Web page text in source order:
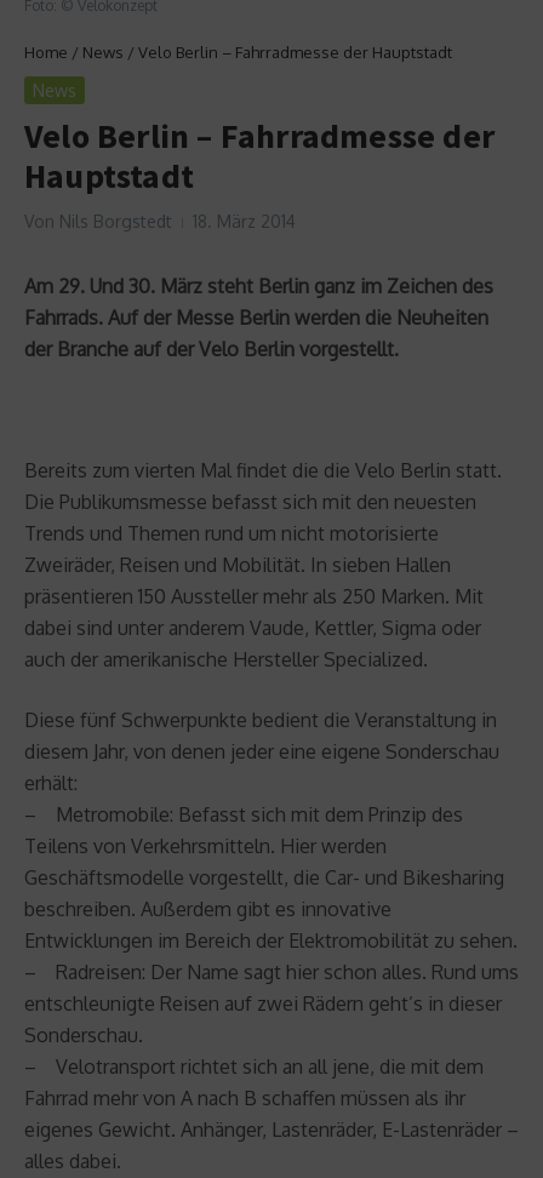
Foto: © Velokonzept
Home / News / Velo Berlin – Fahrradmesse der Hauptstadt
News
Velo Berlin – Fahrradmesse der
Hauptstadt
Von Nils Borgstedt 18. März 2014
Am 29. Und 30. März steht Berlin ganz im Zeichen des
Fahrrads. Auf der Messe Berlin werden die Neuheiten
der Branche auf der Velo Berlin vorgestellt.
Bereits zum vierten Mal findet die die Velo Berlin statt.
Die Publikumsmesse befasst sich mit den neuesten
Trends und Themen rund um nicht motorisierte
Zweiräder, Reisen und Mobilität. In sieben Hallen
präsentieren 150 Aussteller mehr als 250 Marken. Mit
dabei sind unter anderem Vaude, Kettler, Sigma oder
auch der amerikanische Hersteller Specialized.
Diese fünf Schwerpunkte bedient die Veranstaltung in
diesem Jahr, von denen jeder eine eigene Sonderschau
erhält:
– Metromobile: Befasst sich mit dem Prinzip des
Teilens von Verkehrsmitteln. Hier werden
Geschäftsmodelle vorgestellt, die Car- und Bikesharing
beschreiben. Außerdem gibt es innovative
Entwicklungen im Bereich der Elektromobilität zu sehen.
– Radreisen: Der Name sagt hier schon alles. Rund ums
entschleunigte Reisen auf zwei Rädern geht’s in dieser
Sonderschau.
– Velotransport richtet sich an all jene, die mit dem
Fahrrad mehr von A nach B schaffen müssen als ihr
eigenes Gewicht. Anhänger, Lastenräder, E-Lastenräder –
alles dabei.